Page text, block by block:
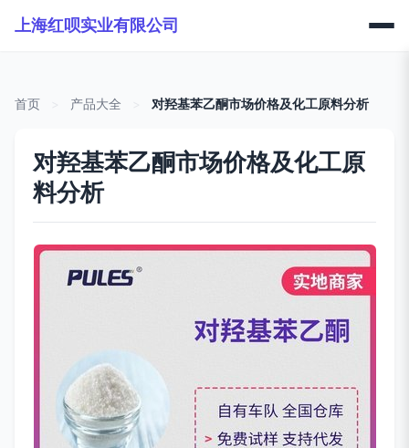
上海红呗实业有限公司
首页 产品大全 对羟基苯乙酮市场价格及化工原料分析
对羟基苯乙酮市场价格及化工原
料分析